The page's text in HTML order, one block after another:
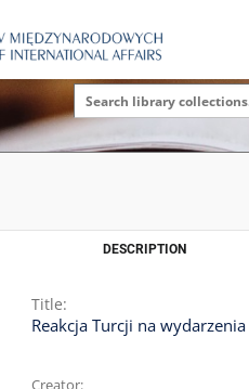
DESCRIPTION
Title:
Reakcja Turcji na
Creator: